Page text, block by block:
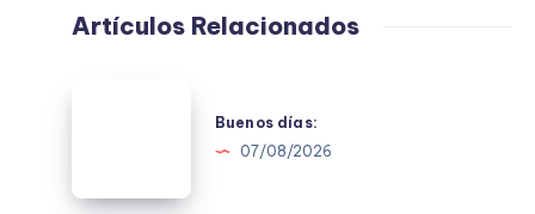
Artículos Relacionados
Buenos días:
07/08/2026